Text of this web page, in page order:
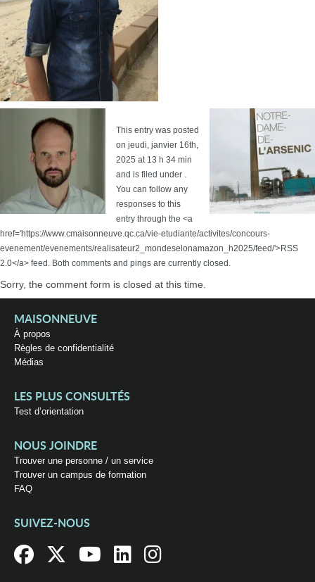
This entry was posted
on jeudi, janvier 16th,
2025 at 13 h 34 min
and is filed under .
You can follow any
responses to this
entry through the <a
href='https://www.cmaisonneuve.qc.ca/vie-etudiante/activites/concours-
evenement/evenements/realisateur2_mondeselonamazon_h2025/feed/'>RSS
2.0</a> feed. Both comments and pings are currently closed.
Sorry, the comment form is closed at this time.
MAISONNEUVE
À propos
Règles de confidentialité
Médias
LES PLUS CONSULTÉS
Test d’orientation
NOUS JOINDRE
Trouver une personne / un service
Trouver un campus de formation
FAQ
SUIVEZ-NOUS